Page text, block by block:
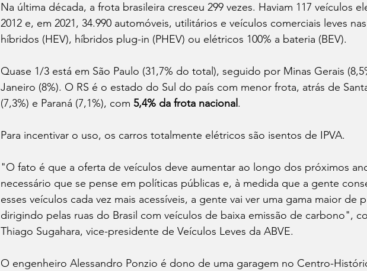
Na última década, a frota brasileira cresceu 299 vezes. Haviam 117 veículos
2012 e, em 2021, 34.990 automóveis, utilitários e veículos comerciais leves
híbridos (HEV), híbridos plug-in (PHEV) ou elétricos 100% a bateria (BEV).
Quase 1/3 está em São Paulo (31,7% do total), seguido por Minas Gerais
Janeiro (8%). O RS é o estado do Sul do país com menor frota, atrás de
(7,3%) e Paraná (7,1%), com 5,4% da frota nacional .
Para incentivar o uso, os carros totalmente elétricos são isentos de IPVA.
"O fato é que a oferta de veículos deve aumentar ao longo dos próximos
necessário que se pense em políticas públicas e, à medida que a gente
esses veículos cada vez mais acessíveis, a gente vai ver uma gama maior de
dirigindo pelas ruas do Brasil com veículos de baixa emissão de carbono",
Thiago Sugahara, vice-presidente de Veículos Leves da ABVE.
O engenheiro Alessandro Ponzio é dono de uma garagem no Centro-